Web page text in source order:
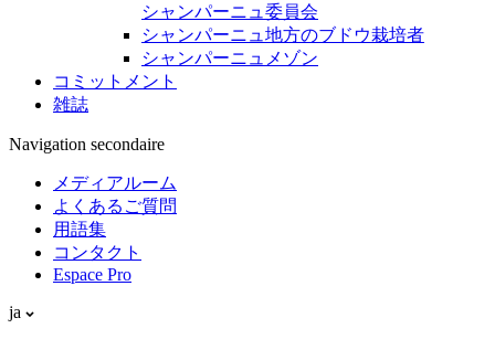
シャンパーニュ委員会
シャンパーニュ地方のブドウ栽培者
シャンパーニュメゾン
コミットメント
雑誌
Navigation secondaire
メディアルーム
よくあるご質問
用語集
コンタクト
Espace Pro
ja